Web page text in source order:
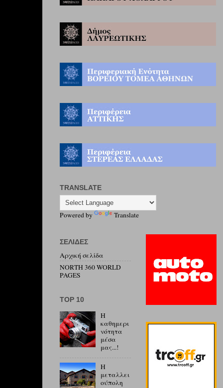
TRANSLATE
Powered by Translate
ΣΕΛΊΔΕΣ
Αρχική σελίδα
NORTH 360 WORLD
PAGES
ΤΟP 10
Η
καθημερι
νότητα
μέσα
μας...!
Η
μεταλλει
ούπολη